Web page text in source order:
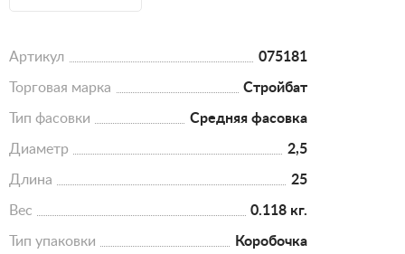
Артикул 075181
Торговая марка Стройбат
Тип фасовки Средняя фасовка
Диаметр 2,5
Длина 25
Вес 0.118 кг.
Тип упаковки Коробочка